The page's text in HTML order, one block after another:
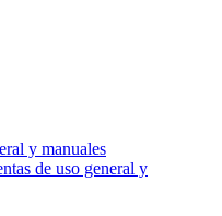
y manuales
de uso general y